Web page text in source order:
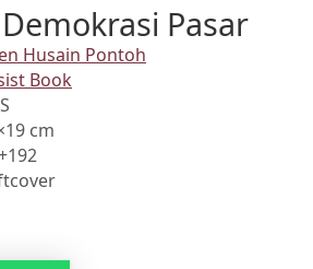
Pasar
Husain Pontoh
Book
cm